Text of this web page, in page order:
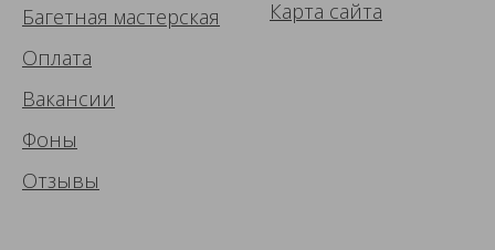
Багетная мастерская
Оплата
Вакансии
Фоны
Отзывы
Карта сайта